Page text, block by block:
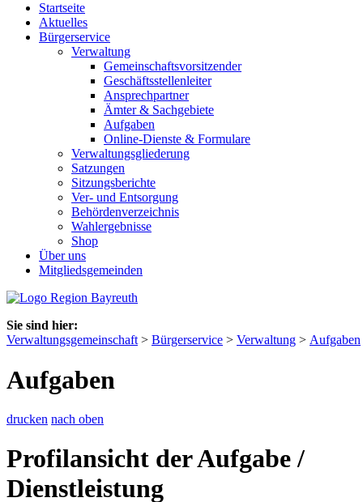
Startseite
Aktuelles
Bürgerservice
Verwaltung
Gemeinschaftsvorsitzender
Geschäftsstellenleiter
Ansprechpartner
Ämter & Sachgebiete
Aufgaben
Online-Dienste & Formulare
Verwaltungsgliederung
Satzungen
Sitzungsberichte
Ver- und Entsorgung
Behördenverzeichnis
Wahlergebnisse
Shop
Über uns
Mitgliedsgemeinden
Sie sind hier:
Verwaltungsgemeinschaft > Bürgerservice > Verwaltung > Aufgaben
Aufgaben
drucken nach oben
Profilansicht der Aufgabe /
Dienstleistung